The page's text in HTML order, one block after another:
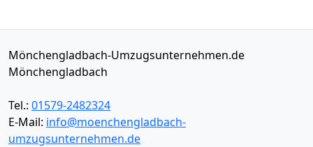
Mönchengladbach-Umzugsunternehmen.de
Mönchengladbach
Tel.: 01579-2482324
E-Mail: info@moenchengladbach-
umzugsunternehmen.de